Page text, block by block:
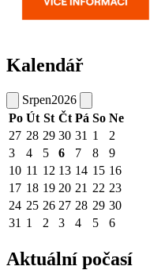
Kalendář
Srpen2026
Po Út St Čt Pá So Ne
27 28 29 30 31 1
2
3
4 5 6 7 8
9
10 11 12 13 14 15 16
17 18 19 20 21 22 23
24 25 26 27 28 29 30
31 1 2 3 4 5 6
Aktuální počasí